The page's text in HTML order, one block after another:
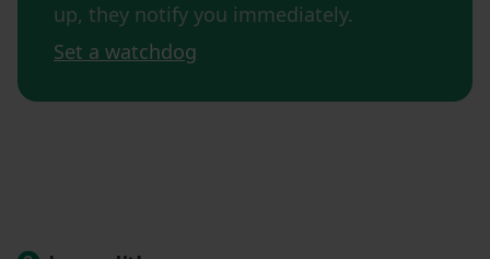
up, they notify you immediately.
Set a watchdog